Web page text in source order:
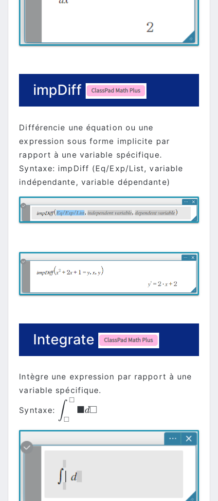
impDiff
Différencie une équation ou une
expression sous forme implicite par
rapport à une variable spécifique.
Syntaxe: impDiff (Eq/Exp/List, variable
indépendante, variable dépendante)
Integrate
Intègre une expression par rapport à une
variable spécifique.
Syntaxe: ∫ □
□
■d□
□ ■d□